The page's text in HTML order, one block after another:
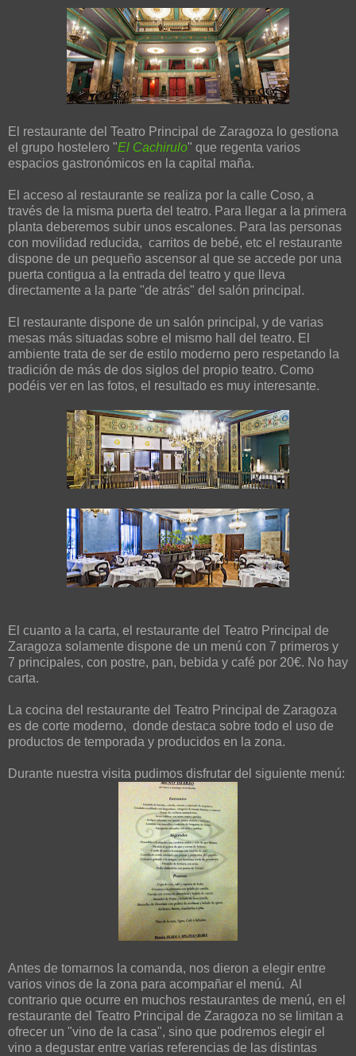
El restaurante del Teatro Principal de Zaragoza lo gestiona
el grupo hostelero "El Cachirulo" que regenta varios
espacios gastronómicos en la capital maña.
El acceso al restaurante se realiza por la calle Coso, a
través de la misma puerta del teatro. Para llegar a la primera
planta deberemos subir unos escalones. Para las personas
con movilidad reducida, carritos de bebé, etc el restaurante
dispone de un pequeño ascensor al que se accede por una
puerta contigua a la entrada del teatro y que lleva
directamente a la parte "de atrás" del salón principal.
El restaurante dispone de un salón principal, y de varias
mesas más situadas sobre el mismo hall del teatro. El
ambiente trata de ser de estilo moderno pero respetando la
tradición de más de dos siglos del propio teatro. Como
podéis ver en las fotos, el resultado es muy interesante.
El cuanto a la carta, el restaurante del Teatro Principal de
Zaragoza solamente dispone de un menú con 7 primeros y
7 principales, con postre, pan, bebida y café por 20€. No hay
carta.
La cocina del restaurante del Teatro Principal de Zaragoza
es de corte moderno, donde destaca sobre todo el uso de
productos de temporada y producidos en la zona.
Durante nuestra visita pudimos disfrutar del siguiente menú:
Antes de tomarnos la comanda, nos dieron a elegir entre
varios vinos de la zona para acompañar el menú. Al
contrario que ocurre en muchos restaurantes de menú, en el
restaurante del Teatro Principal de Zaragoza no se limitan a
ofrecer un "vino de la casa", sino que podremos elegir el
vino a degustar entre varias referencias de las distintas